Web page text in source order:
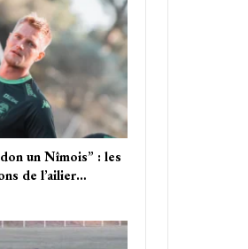
un Nîmois” : les
de l’ailier…